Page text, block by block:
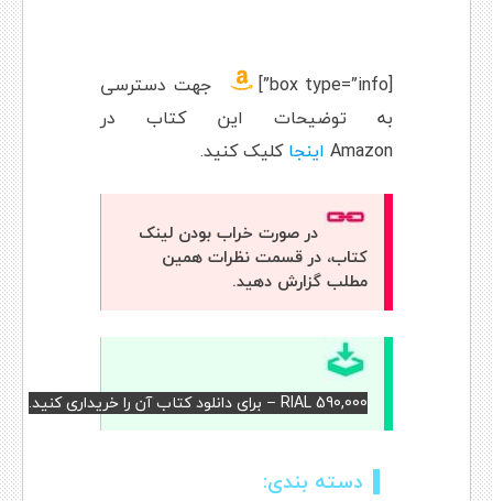
[box type=”info”]
جهت دسترسی
به توضیحات این کتاب در
Amazon اینجاکلیک کنید.
در صورت خراب بودن لینک
کتاب، در قسمت نظرات همین
مطلب گزارش دهید.
RIAL 590,000 – برای دانلود کتاب آن را خریداری کنید.
دسته بندی: